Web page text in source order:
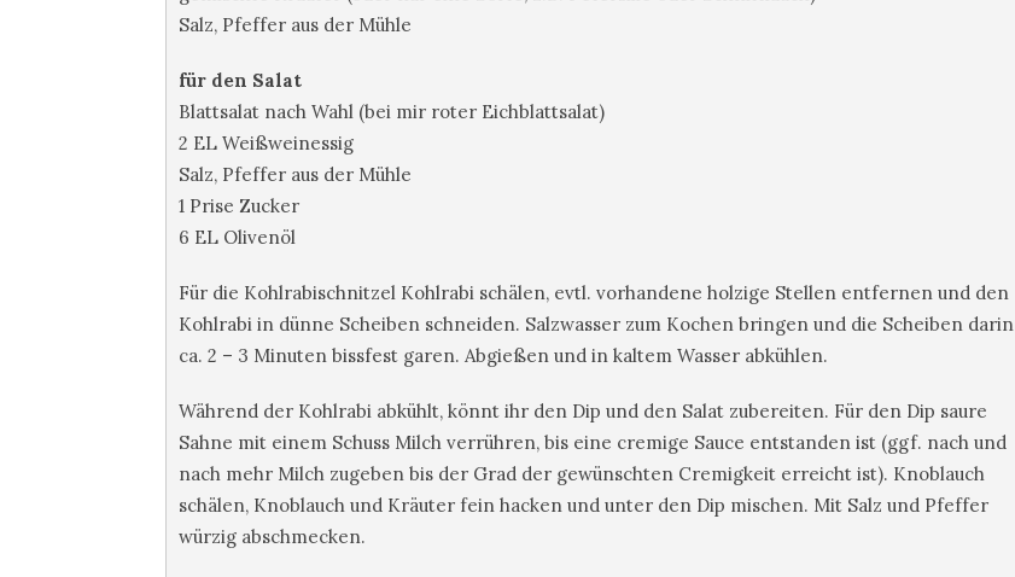
Salz, Pfeffer aus der Mühle
für den Salat
Blattsalat nach Wahl (bei mir roter Eichblattsalat)
2 EL Weißweinessig
Salz, Pfeffer aus der Mühle
1 Prise Zucker
6 EL Olivenöl
Für die Kohlrabischnitzel Kohlrabi schälen, evtl. vorhandene holzige Stellen entfernen und den
Kohlrabi in dünne Scheiben schneiden. Salzwasser zum Kochen bringen und die Scheiben darin
ca. 2 – 3 Minuten bissfest garen. Abgießen und in kaltem Wasser abkühlen.
Während der Kohlrabi abkühlt, könnt ihr den Dip und den Salat zubereiten. Für den Dip saure
Sahne mit einem Schuss Milch verrühren, bis eine cremige Sauce entstanden ist (ggf. nach und
nach mehr Milch zugeben bis der Grad der gewünschten Cremigkeit erreicht ist). Knoblauch
schälen, Knoblauch und Kräuter fein hacken und unter den Dip mischen. Mit Salz und Pfeffer
würzig abschmecken.